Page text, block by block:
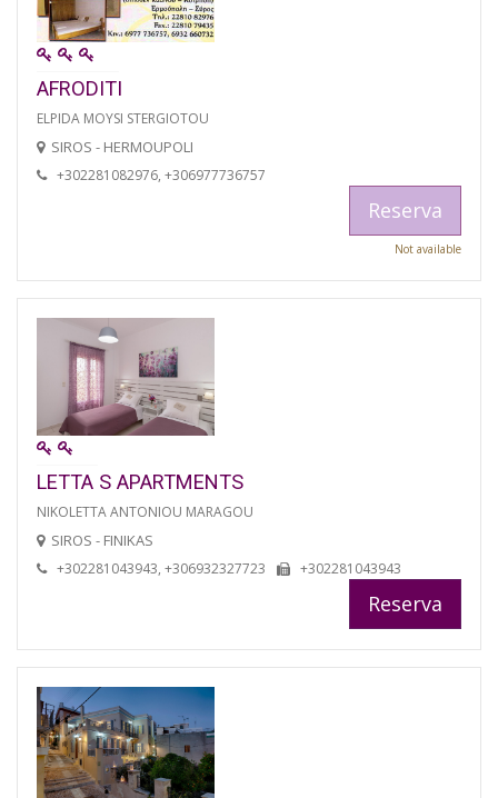
AFRODITI
ELPIDA MOYSI STERGIOTOU
SIROS - HERMOUPOLI
+302281082976, +306977736757
Reserva
Not available
LETTA S APARTMENTS
NIKOLETTA ANTONIOU MARAGOU
SIROS - FINIKAS
+302281043943, +306932327723 +302281043943
Reserva